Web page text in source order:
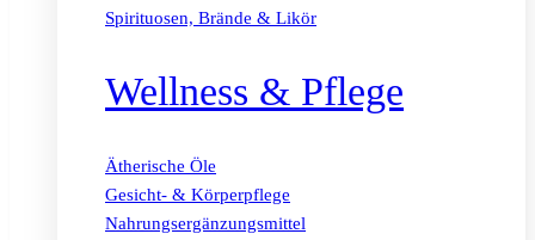
Spirituosen, Brände & Likör
Wellness & Pflege
Ätherische Öle
Gesicht- & Körperpflege
Nahrungsergänzungsmittel